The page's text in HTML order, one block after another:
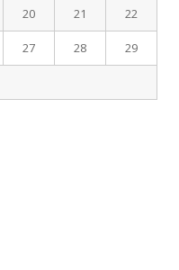
20 21 22
27 28 29